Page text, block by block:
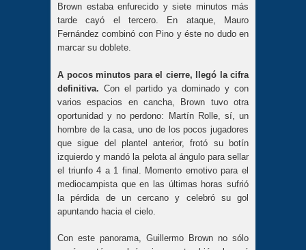
Brown estaba enfurecido y siete minutos más
tarde cayó el tercero. En ataque, Mauro
Fernández combinó con Pino y éste no dudo en
marcar su doblete.
A pocos minutos para el cierre, llegó la cifra
definitiva. Con el partido ya dominado y con
varios espacios en cancha, Brown tuvo otra
oportunidad y no perdono: Martín Rolle, sí, un
hombre de la casa, uno de los pocos jugadores
que sigue del plantel anterior, frotó su botín
izquierdo y mandó la pelota al ángulo para sellar
el triunfo 4 a 1 final. Momento emotivo para el
mediocampista que en las últimas horas sufrió
la pérdida de un cercano y celebró su gol
apuntando hacia el cielo.
Con este panorama, Guillermo Brown no sólo